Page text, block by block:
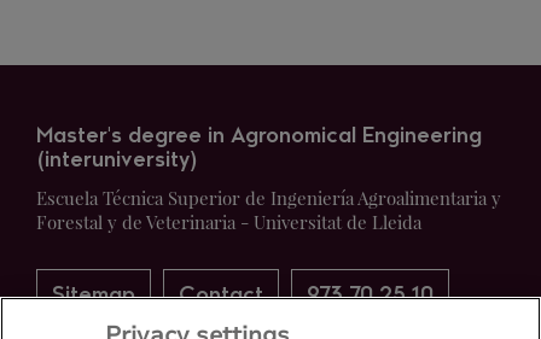
Master's degree in Agronomical Engineering
(interuniversity)
Escuela Técnica Superior de Ingeniería Agroalimentaria y
Forestal y de Veterinaria - Universitat de Lleida
Sitemap Contact 973 70 25 10